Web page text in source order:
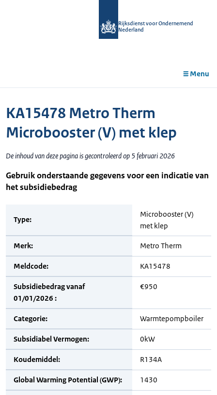
Rijksdienst voor Ondernemend
Nederland
Menu
KA15478 Metro Therm
Microbooster (V) met klep
De inhoud van deze pagina is gecontroleerd op 5 februari 2026
Gebruik onderstaande gegevens voor een indicatie van
het subsidiebedrag
Type:
Microbooster (V)
met klep
Merk: Metro Therm
Meldcode: KA15478
Subsidiebedrag vanaf
01/01/2026 :
€950
Categorie: Warmtepompboiler
Subsidiabel Vermogen: 0kW
Koudemiddel: R134A
Global Warming Potential (GWP): 1430